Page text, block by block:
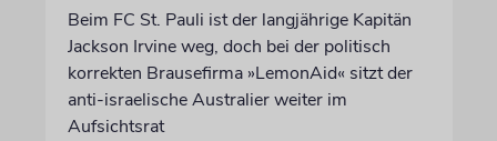
Beim FC St. Pauli ist der langjährige Kapitän
Jackson Irvine weg, doch bei der politisch
korrekten Brausefirma »LemonAid« sitzt der
anti-israelische Australier weiter im
Aufsichtsrat